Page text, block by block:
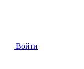
Войти